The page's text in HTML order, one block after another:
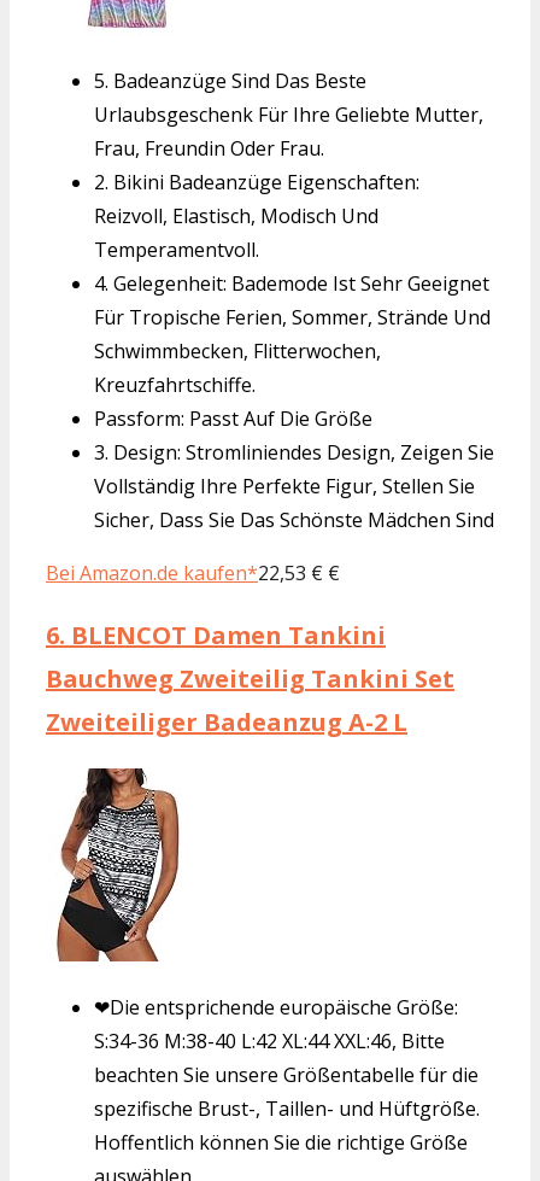
5. Badeanzüge Sind Das Beste
Urlaubsgeschenk Für Ihre Geliebte Mutter,
Frau, Freundin Oder Frau.
2. Bikini Badeanzüge Eigenschaften:
Reizvoll, Elastisch, Modisch Und
Temperamentvoll.
4. Gelegenheit: Bademode Ist Sehr Geeignet
Für Tropische Ferien, Sommer, Strände Und
Schwimmbecken, Flitterwochen,
Kreuzfahrtschiffe.
Passform: Passt Auf Die Größe
3. Design: Stromliniendes Design, Zeigen Sie
Vollständig Ihre Perfekte Figur, Stellen Sie
Sicher, Dass Sie Das Schönste Mädchen Sind
Bei Amazon.de kaufen*22,53 € €
6. BLENCOT Damen Tankini
Bauchweg Zweiteilig Tankini Set
Zweiteiliger Badeanzug A-2 L
❤Die entsprichende europäische Größe:
S:34-36 M:38-40 L:42 XL:44 XXL:46, Bitte
beachten Sie unsere Größentabelle für die
spezifische Brust-, Taillen- und Hüftgröße.
Hoffentlich können Sie die richtige Größe